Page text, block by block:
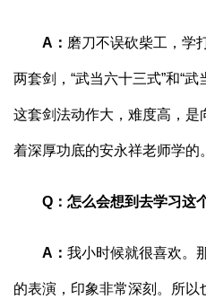
A ： 磨刀不误砍柴工，学
两套剑，“武当六十三式”和“
这套剑法动作大，难度高，
着深厚功底的安永祥老师学的。
Q ： 怎么会想到去学习这
A ： 我小时候就很喜欢。
的表演，印象非常深刻。所